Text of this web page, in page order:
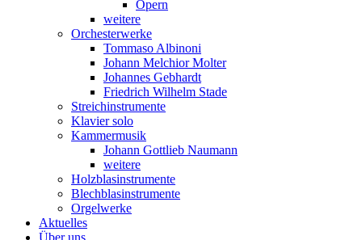
Opern
weitere
Orchesterwerke
Tommaso Albinoni
Johann Melchior Molter
Johannes Gebhardt
Friedrich Wilhelm Stade
Streichinstrumente
Klavier solo
Kammermusik
Johann Gottlieb Naumann
weitere
Holzblasinstrumente
Blechblasinstrumente
Orgelwerke
Aktuelles
Über uns